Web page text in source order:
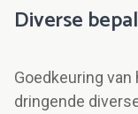
Diverse
Goedkeuring
dringende